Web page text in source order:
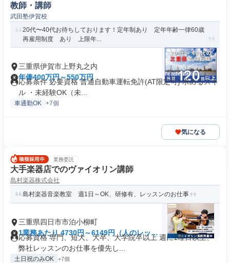
教師・講師
武田塾伊賀校
20代〜40代お待ちしております！定年制あり 定年年齢一律60歳
再雇用制度 あり 上限年...
三重県伊賀市上野丸之内
年俸400万円～550万円
応募条件 必要資格 普通自動車運転免許(AT限定可) 求めるスキ
ル ・未経験OK（未...
車通勤OK +7個
気になる
業務委託
大手楽器店でのヴァイオリン講師
島村楽器株式会社
島村楽器音楽教室 週1日～OK、研修有、レッスンのお仕事
三重県四日市市泊小柳町
1業務あたり 4730円～6149円（人のレッス
ン 90分）
応募資格 専門、短大、大卒、大学院卒以上 週に1曜日以上、
弊社レッスンのお仕事を優先し...
土日祝のみOK +7個